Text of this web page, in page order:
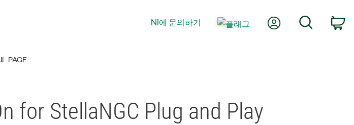
NI에 문의하기 내 계정
PAGE
for StellaNGC Plug and Play